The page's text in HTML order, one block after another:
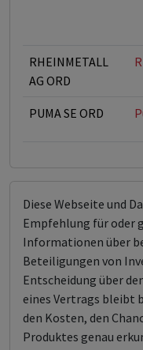
RHEINMETALL
AG ORD
PUMA SE ORD
Diese Webseite und
Empfehlung für oder
Informationen über
Beteiligungen von
Entscheidung über
eines Vertrags bleibt
den Kosten, den
Produktes genau